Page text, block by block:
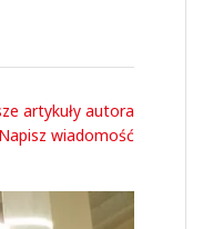
artykuły autora
Napisz wiadomość